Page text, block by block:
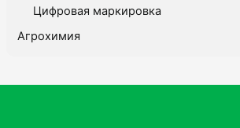
Цифровая маркировка
Агрохимия